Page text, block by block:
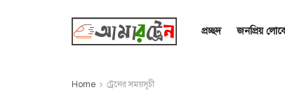
প্রচ্ছদ জনপ্রিয়
Home ট্রেনের সময়সূচী